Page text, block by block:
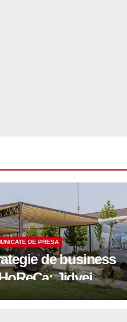
DE PRESA
de business
Jidvei
terasele în